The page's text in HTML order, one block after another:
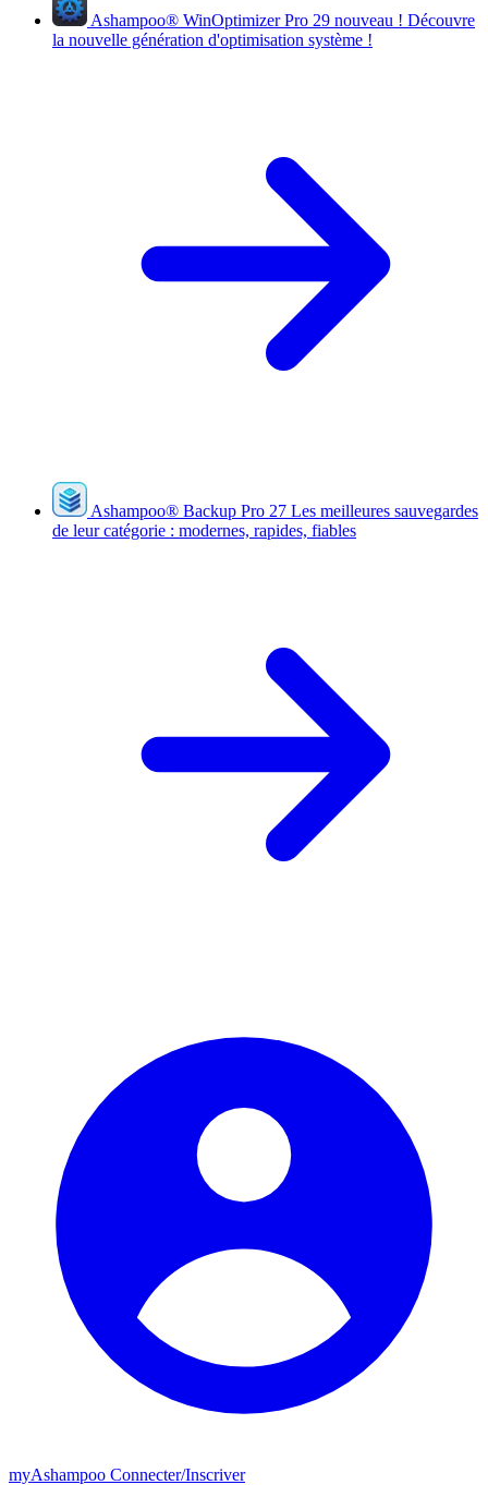
Ashampoo® WinOptimizer Pro 29 nouveau ! Découvre
la nouvelle génération d'optimisation système !
Ashampoo® Backup Pro 27 Les meilleures sauvegardes
de leur catégorie : modernes, rapides, fiables
myAshampoo Connecter/Inscriver